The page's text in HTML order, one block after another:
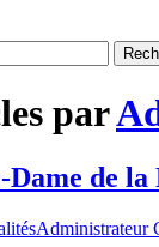
par
Dame de
Administrateur